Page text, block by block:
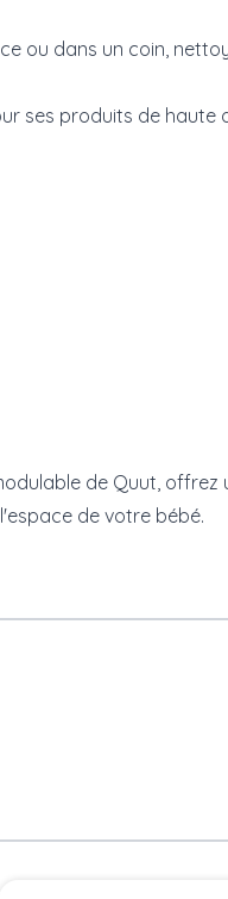
ou dans un coin,
ses produits de haute
de Quut,
de votre bébé.